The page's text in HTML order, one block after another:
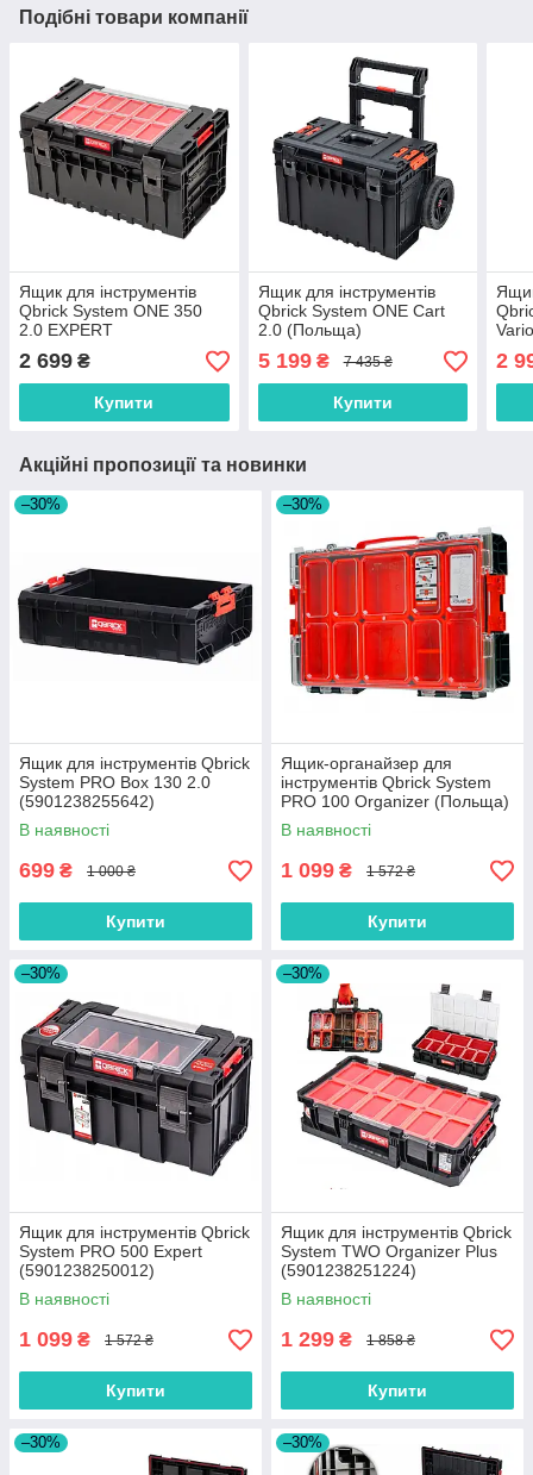
Подібні товари компанії
Ящик для інструментів
Qbrick System ONE 350
2.0 EXPERT
(5901238258261)
2 699 ₴
Купити
Ящик для інструментів
Qbrick System ONE Cart
2.0 (Польща)
5 199₴ 7 435 ₴
Купити
2
Акційні пропозиції та новинки
–30%
Ящик для інструментів Qbrick
System PRO Box 130 2.0
(5901238255642)
В наявності
699 ₴ 1 000 ₴
Купити
–30%
Ящик-органайзер для
інструментів Qbrick System
PRO 100 Organizer (Польща)
В наявності
1 099 ₴ 1 572 ₴
Купити
–30%
Ящик для інструментів Qbrick
System PRO 500 Expert
(5901238250012)
В наявності
1 099 ₴ 1 572 ₴
Купити
–30%
Ящик для інструментів Qbrick
System TWO Organizer Plus
(5901238251224)
В наявності
1 299 ₴ 1 858 ₴
Купити
–30% –30%